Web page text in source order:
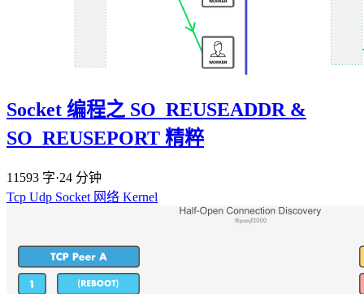
Socket 编程之 SO_REUSEADDR &
SO_REUSEPORT 精粹
11593 字·24 分钟
Tcp Udp Socket 网络 Kernel